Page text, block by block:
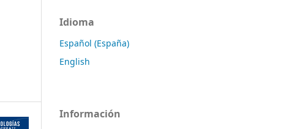
Idioma
Español (España)
English
Información